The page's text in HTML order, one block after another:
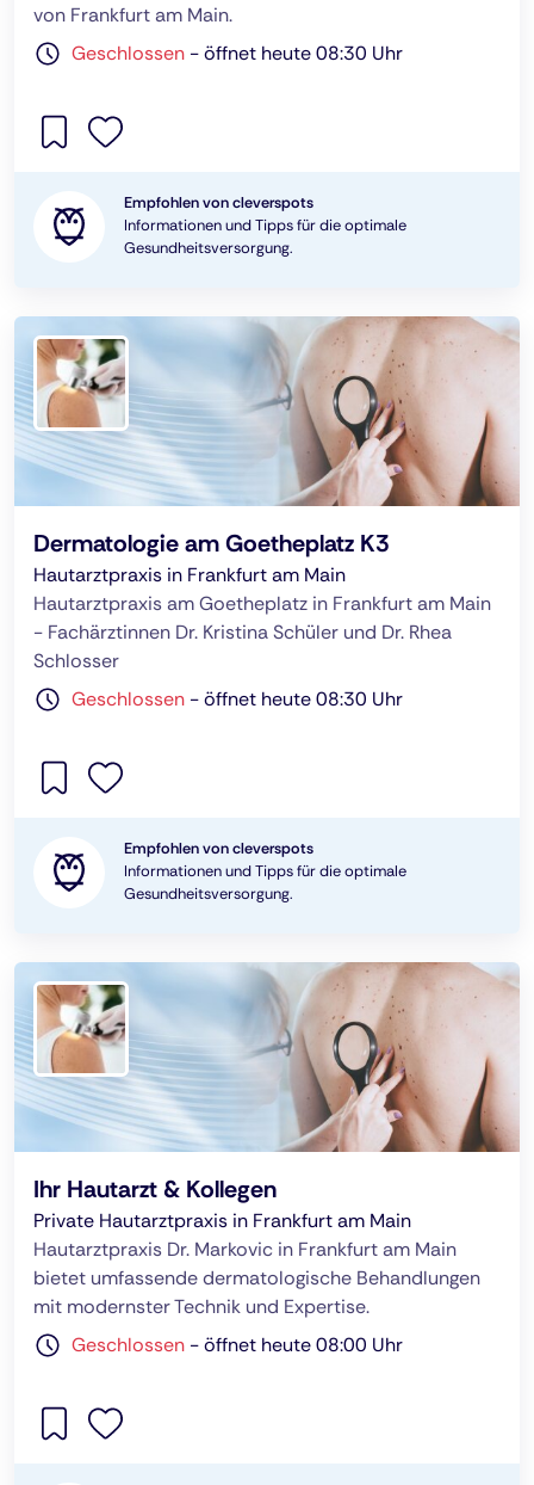
von Frankfurt am Main.
Geschlossen -öffnet heute 08:30 Uhr
Empfohlen von cleverspots
Informationen und Tipps für die optimale
Gesundheitsversorgung.
Dermatologie am Goetheplatz K3
Hautarztpraxis in Frankfurt am Main
Hautarztpraxis am Goetheplatz in Frankfurt am Main
- Fachärztinnen Dr. Kristina Schüler und Dr. Rhea
Schlosser
Geschlossen -öffnet heute 08:30 Uhr
Empfohlen von cleverspots
Informationen und Tipps für die optimale
Gesundheitsversorgung.
Ihr Hautarzt & Kollegen
Private Hautarztpraxis in Frankfurt am Main
Hautarztpraxis Dr. Markovic in Frankfurt am Main
bietet umfassende dermatologische Behandlungen
mit modernster Technik und Expertise.
Geschlossen -öffnet heute 08:00 Uhr